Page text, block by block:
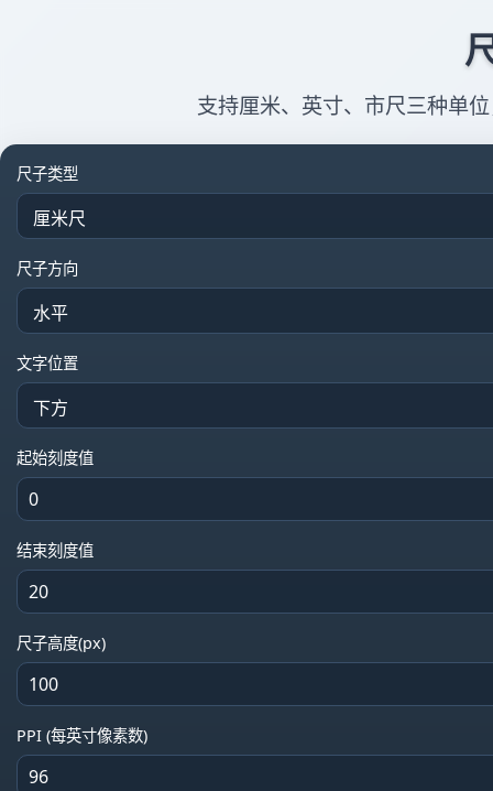
支持厘米、英寸、市尺三种单
尺子类型
尺子方向
文字位置
起始刻度值
结束刻度值
尺子高度(px)
PPI (每英寸像素数)